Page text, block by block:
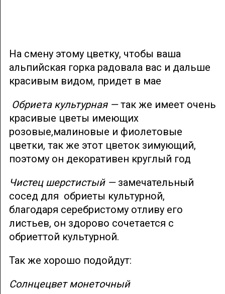
На смену этому цветку, чтобы ваша
альпийская горка радовала вас и дальше
красивым видом, придет в мае
Обриета культурная —так же имеет очень
красивые цветы имеющих
розовые,малиновые и фиолетовые
цветки, так же этот цветок зимующий,
поэтому он декоративен круглый год
Чистец шерстистый — замечательный
сосед для обриеты культурной,
благодаря серебристому отливу его
листьев, он здорово сочетается с
обриеттой культурной.
Так же хорошо подойдут:
Солнцецвет монеточный